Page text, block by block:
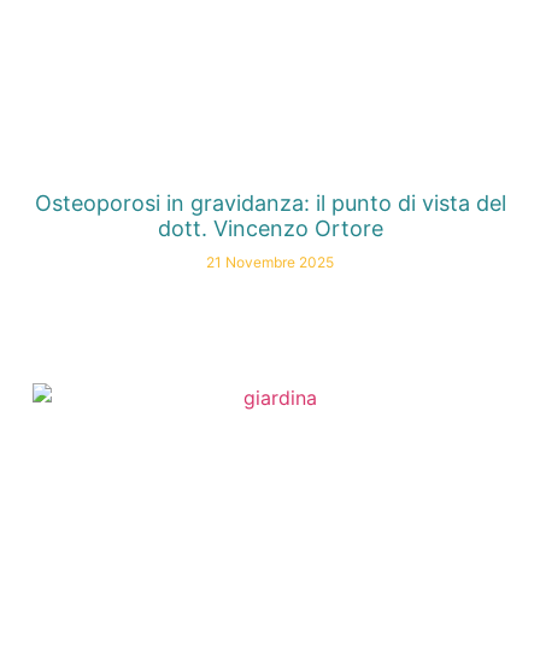
Osteoporosi in gravidanza: il punto di vista del
dott. Vincenzo Ortore
21 Novembre 2025